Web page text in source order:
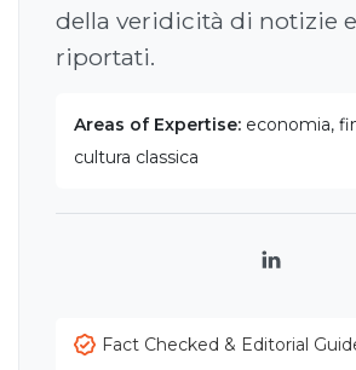
della veridicità di notizie
riportati.
Areas of Expertise: economia,
cultura classica
LinkedIn
Fact Checked & Editorial